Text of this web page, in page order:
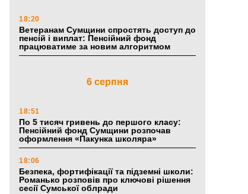
18:20
Ветеранам Сумщини спростять доступ до
пенсій і виплат: Пенсійний фонд
працюватиме за новим алгоритмом
6 серпня
18:51
По 5 тисяч гривень до першого класу:
Пенсійний фонд Сумщини розпочав
оформлення «Пакунка школяра»
18:06
Безпека, фортифікації та підземні школи:
Романько розповів про ключові рішення
сесії Сумської облради